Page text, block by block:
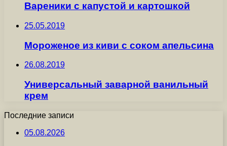
Вареники с капустой и картошкой
25.05.2019
Мороженое из киви с соком апельсина
26.08.2019
Универсальный заварной ванильный
крем
Последние записи
05.08.2026